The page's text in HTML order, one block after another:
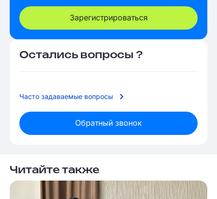
Зарегистрироваться
Остались вопросы ?
Часто задаваемые вопросы
Обратный звонок
Читайте также